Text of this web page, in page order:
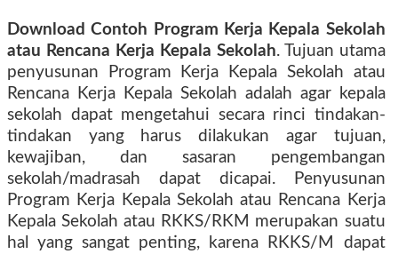
Download Contoh Program Kerja Kepala Sekolah
atau Rencana Kerja Kepala Sekolah. Tujuan utama
penyusunan Program Kerja Kepala Sekolah atau
Rencana Kerja Kepala Sekolah adalah agar kepala
sekolah dapat mengetahui secara rinci tindakan-
tindakan yang harus dilakukan agar tujuan,
kewajiban, dan sasaran pengembangan
sekolah/madrasah dapat dicapai. Penyusunan
Program Kerja Kepala Sekolah atau Rencana Kerja
Kepala Sekolah atau RKKS/RKM merupakan suatu
hal yang sangat penting, karena RKKS/M dapat